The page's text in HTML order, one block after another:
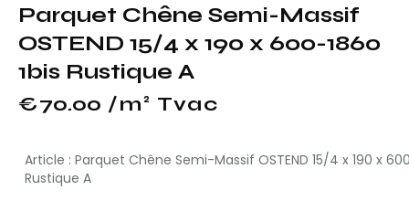
Parquet Chêne Semi-Massif
OSTEND 15/4 x 190 x 600-1860
1bis Rustique A
€70.00 /m² Tvac
Article : Parquet Chêne Semi-Massif OSTEND 15/4 x 190 x
Rustique A